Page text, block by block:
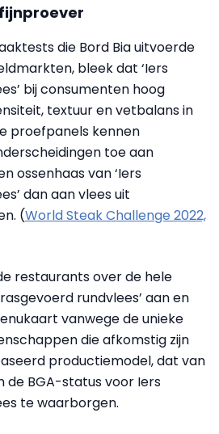
die Bord Bia uitvoerde
bleek dat ‘Iers
bij consumenten hoog
textuur en vetbalans in
proefpanels kennen
toe aan
ossenhaas van ‘Iers
dan aan vlees uit
(World Steak Challenge 2022,
restaurants over de hele
rundvlees’ aan en
vanwege de unieke
die afkomstig zijn
productiemodel, dat van
de BGA-status voor Iers
te waarborgen.